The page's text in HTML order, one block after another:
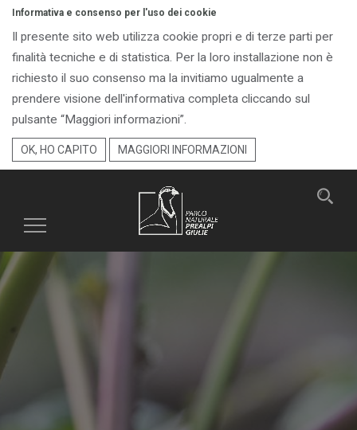
Informativa e consenso per l'uso dei cookie
Il presente sito web utilizza cookie propri e di terze parti per
finalità tecniche e di statistica. Per la loro installazione non è
richiesto il suo consenso ma la invitiamo ugualmente a
prendere visione dell'informativa completa cliccando sul
pulsante “Maggiori informazioni”.
OK, HO CAPITO MAGGIORI INFORMAZIONI
Toggle